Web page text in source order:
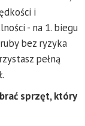
i
- na 1. biegu
bez ryzyka
pełną
sprzęt, który